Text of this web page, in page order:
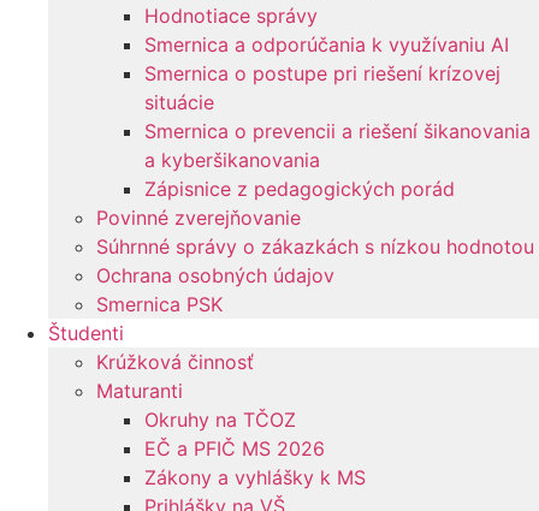
Hodnotiace správy
Smernica a odporúčania k využívaniu AI
Smernica o postupe pri riešení krízovej
situácie
Smernica o prevencii a riešení šikanovania
a kyberšikanovania
Zápisnice z pedagogických porád
Povinné zverejňovanie
Súhrnné správy o zákazkách s nízkou hodnotou
Ochrana osobných údajov
Smernica PSK
Študenti
Krúžková činnosť
Maturanti
Okruhy na TČOZ
EČ a PFIČ MS 2026
Zákony a vyhlášky k MS
Prihlášky na VŠ